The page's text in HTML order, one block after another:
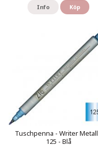
Info Köp
Tuschpenna - Writer
125 - Blå